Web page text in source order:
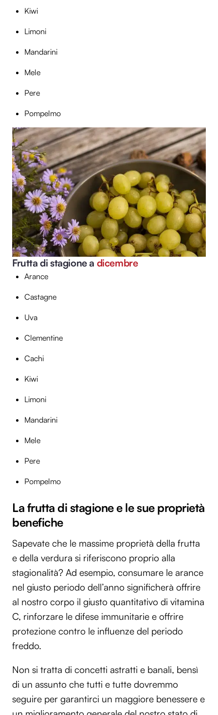
Kiwi
Limoni
Mandarini
Mele
Pere
Pompelmo
Frutta di stagione a dicembre
Arance
Castagne
Uva
Clementine
Cachi
Kiwi
Limoni
Mandarini
Mele
Pere
Pompelmo
La frutta di stagione e le sue proprietà
benefiche
Sapevate che le massime proprietà della frutta
e della verdura si riferiscono proprio alla
stagionalità? Ad esempio, consumare le arance
nel giusto periodo dell’anno significherà offrire
al nostro corpo il giusto quantitativo di vitamina
C, rinforzare le difese immunitarie e offrire
protezione contro le influenze del periodo
freddo.
Non si tratta di concetti astratti e banali, bensì
di un assunto che tutti e tutte dovremmo
seguire per garantirci un maggiore benessere e